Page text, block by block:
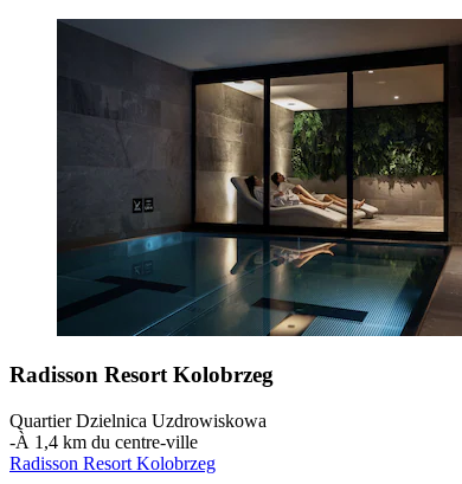
Radisson Resort Kolobrzeg
Quartier Dzielnica Uzdrowiskowa
‐À 1,4 km du centre-ville
Radisson Resort Kolobrzeg